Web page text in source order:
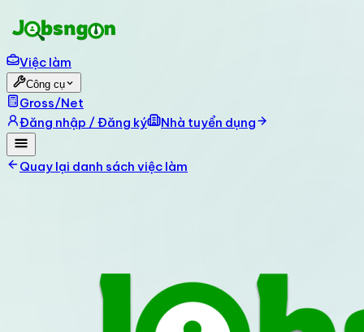
Việc làm
Công cụ
Gross/Net
Đăng nhập / Đăng ký
Nhà tuyển dụng
Quay lại danh sách việc làm